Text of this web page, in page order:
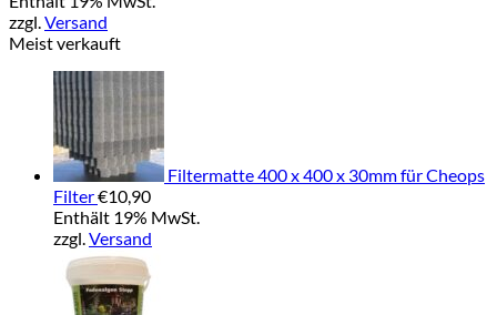
zzgl.Versand
Meist verkauft
Filtermatte 400 x 400 x 30mm für Cheops
Filter€10,90
Enthält 19% MwSt.
zzgl.Versand